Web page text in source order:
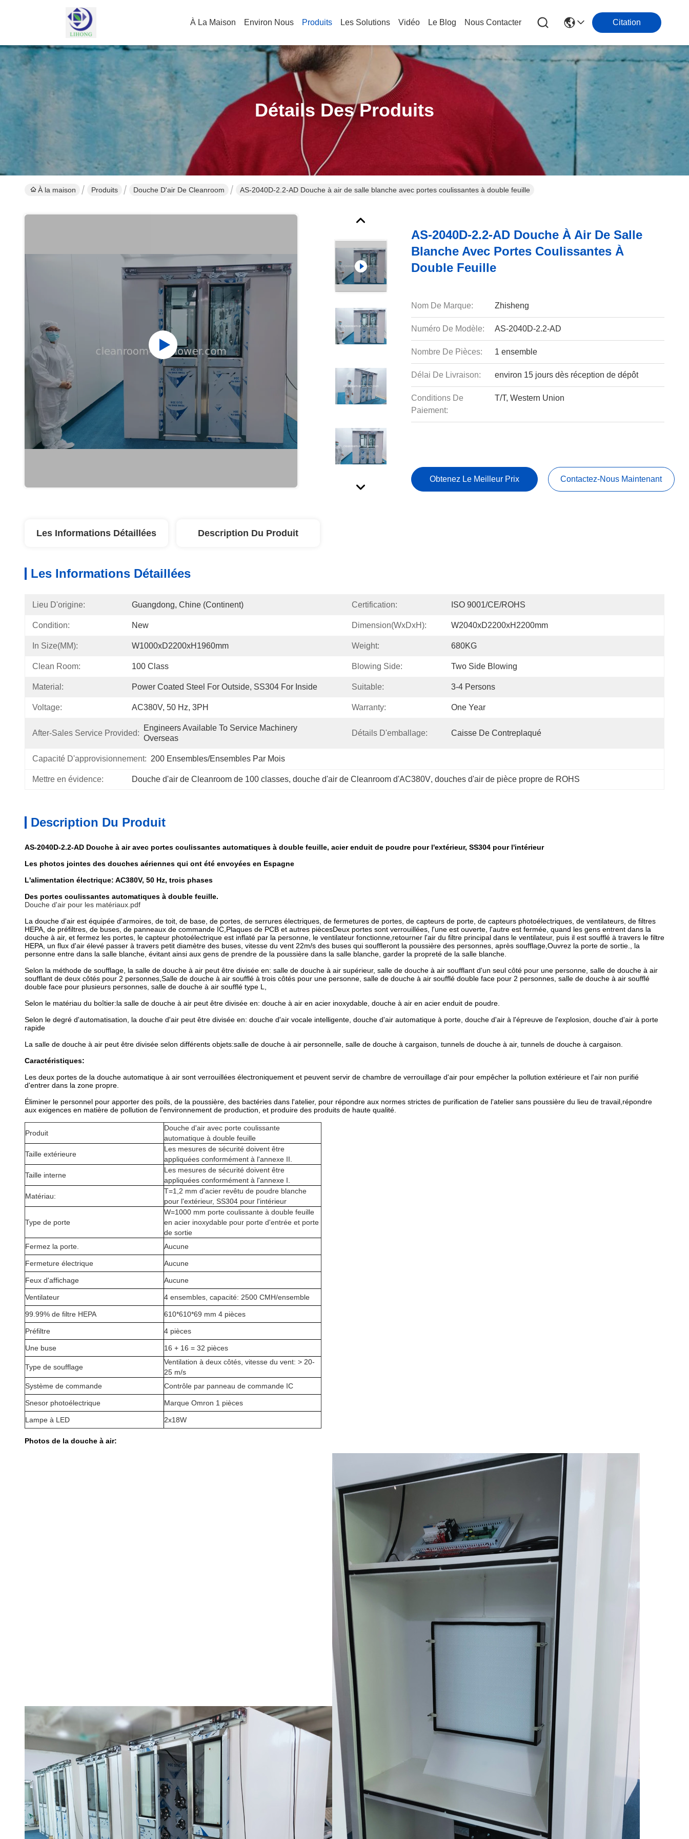
À La Maison Environ Nous Produits Les Solutions Vidéo Le Blog Nous Contacter Citation
Détails Des Produits
À la maison Produits Douche D'air De Cleanroom AS-2040D-2.2-AD Douche à air de salle blanche avec portes coulissantes à double feuille
AS-2040D-2.2-AD Douche À Air De Salle
Blanche Avec Portes Coulissantes À
Double Feuille
Nom De Marque: Zhisheng
Numéro De Modèle: AS-2040D-2.2-AD
Nombre De Pièces: 1 ensemble
Délai De Livraison: environ 15 jours dès réception de dépôt
Conditions De
Paiement:
T/T, Western Union
Obtenez Le Meilleur Prix Contactez-Nous Maintenant
Les Informations Détaillées Description Du Produit
Les Informations Détaillées
Lieu D'origine: Guangdong, Chine (continent) Certification: ISO 9001/CE/ROHS
Condition: New Dimension(WxDxH): W2040xD2200xH2200mm
In Size(MM): W1000xD2200xH1960mm Weight: 680KG
Clean Room: 100 Class Blowing Side: Two Side Blowing
Material: Power Coated Steel For Outside, SS304 For Inside Suitable: 3-4 Persons
Voltage: AC380V, 50 Hz, 3PH Warranty: One Year
After-Sales Service Provided:
Engineers Available To Service Machinery
Overseas
Détails D'emballage: Caisse De Contreplaqué
Capacité D'approvisionnement: 200 Ensembles/ensembles Par Mois
Mettre en évidence: Douche d'air de Cleanroom de 100 classes, douche d'air de Cleanroom d'AC380V, douches d'air de pièce propre de ROHS
Description Du Produit
AS-2040D-2.2-AD Douche à air avec portes coulissantes automatiques à double feuille, acier enduit de poudre pour l'extérieur, SS304 pour l'intérieur
Les photos jointes des douches aériennes qui ont été envoyées en Espagne
L'alimentation électrique: AC380V, 50 Hz, trois phases
Des portes coulissantes automatiques à double feuille.
Douche d'air pour les matériaux.pdf
La douche d'air est équipée d'armoires, de toit, de base, de portes, de serrures électriques, de fermetures de portes, de capteurs de porte, de capteurs photoélectriques, de ventilateurs, de filtres
HEPA, de préfiltres, de buses, de panneaux de commande IC,Plaques de PCB et autres piècesDeux portes sont verrouillées, l'une est ouverte, l'autre est fermée, quand les gens entrent dans la
douche à air, et fermez les portes, le capteur photoélectrique est inflaté par la personne, le ventilateur fonctionne,retourner l'air du filtre principal dans le ventilateur, puis il est soufflé à travers le filtre
HEPA, un flux d'air élevé passer à travers petit diamètre des buses, vitesse du vent 22m/s des buses qui souffleront la poussière des personnes, après soufflage,Ouvrez la porte de sortie., la
personne entre dans la salle blanche, évitant ainsi aux gens de prendre de la poussière dans la salle blanche, garder la propreté de la salle blanche.
Selon la méthode de soufflage, la salle de douche à air peut être divisée en: salle de douche à air supérieur, salle de douche à air soufflant d'un seul côté pour une personne, salle de douche à air
soufflant de deux côtés pour 2 personnes,Salle de douche à air soufflé à trois côtés pour une personne, salle de douche à air soufflé double face pour 2 personnes, salle de douche à air soufflé
double face pour plusieurs personnes, salle de douche à air soufflé type L,
Selon le matériau du boîtier:la salle de douche à air peut être divisée en: douche à air en acier inoxydable, douche à air en acier enduit de poudre.
Selon le degré d'automatisation, la douche d'air peut être divisée en: douche d'air vocale intelligente, douche d'air automatique à porte, douche d'air à l'épreuve de l'explosion, douche d'air à porte
rapide
La salle de douche à air peut être divisée selon différents objets:salle de douche à air personnelle, salle de douche à cargaison, tunnels de douche à air, tunnels de douche à cargaison.
Caractéristiques:
Les deux portes de la douche automatique à air sont verrouillées électroniquement et peuvent servir de chambre de verrouillage d'air pour empêcher la pollution extérieure et l'air non purifié
d'entrer dans la zone propre.
Éliminer le personnel pour apporter des poils, de la poussière, des bactéries dans l'atelier, pour répondre aux normes strictes de purification de l'atelier sans poussière du lieu de travail,répondre
aux exigences en matière de pollution de l'environnement de production, et produire des produits de haute qualité.
Produit
Douche d'air avec porte coulissante
automatique à double feuille
Taille extérieure
Les mesures de sécurité doivent être
appliquées conformément à l'annexe II.
Taille interne
Les mesures de sécurité doivent être
appliquées conformément à l'annexe I.
Matériau:
T=1,2 mm d'acier revêtu de poudre blanche
pour l'extérieur, SS304 pour l'intérieur
Type de porte
W=1000 mm porte coulissante à double feuille
en acier inoxydable pour porte d'entrée et porte
de sortie
Fermez la porte.
Aucune
Fermeture électrique Aucune
Feux d'affichage Aucune
Ventilateur 4 ensembles, capacité: 2500 CMH/ensemble
99.99% de filtre HEPA 610*610*69 mm 4 pièces
Préfiltre 4 pièces
Une buse 16 + 16 = 32 pièces
Type de soufflage
Ventilation à deux côtés, vitesse du vent: > 20-
25 m/s
Système de commande
Contrôle par panneau de commande IC
Snesor photoélectrique Marque Omron 1 pièces
Lampe à LED 2x18W
Photos de la douche à air: